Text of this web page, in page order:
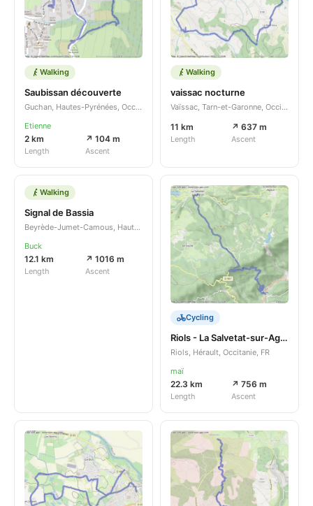
Walking
Saubissan découverte
Guchan, Hautes-Pyrénées, Occitanie, FR
Etienne
2 km
Length
↗ 104 m
Ascent
Walking
vaissac nocturne
Vaïssac, Tarn-et-Garonne, Occitanie, FR
11 km
Length
↗ 637 m
Ascent
Walking
Signal de Bassia
Beyrède-Jumet-Camous, Hautes-Pyrénées, Occitanie, FR
Buck
12.1 km
Length
↗ 1016 m
Ascent
Cycling
Riols - La Salvetat-sur-Agout
Riols, Hérault, Occitanie, FR
maï
22.3 km
Length
↗ 756 m
Ascent